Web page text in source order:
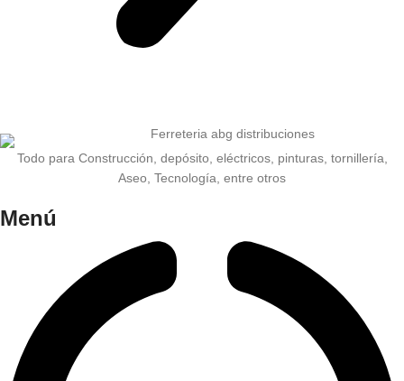
Todo para Construcción, depósito, eléctricos, pinturas, tornillería,
Aseo, Tecnología, entre otros
Menú